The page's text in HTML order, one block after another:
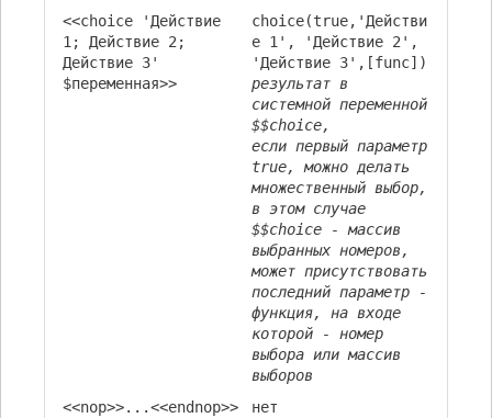
<<choice 'Действие
1; Действие 2;
Действие 3'
$переменная>>
choice(true,'Действи
е 1', 'Действие 2',
'Действие 3',[func])
результат в
системной переменной
$$choice,
если первый параметр
true, можно делать
множественный выбор,
в этом случае
$$choice - массив
выбранных номеров,
может присутствовать
последний параметр -
функция, на входе
которой - номер
выбора или массив
выборов
<<nop>>...<<endnop>>
нет